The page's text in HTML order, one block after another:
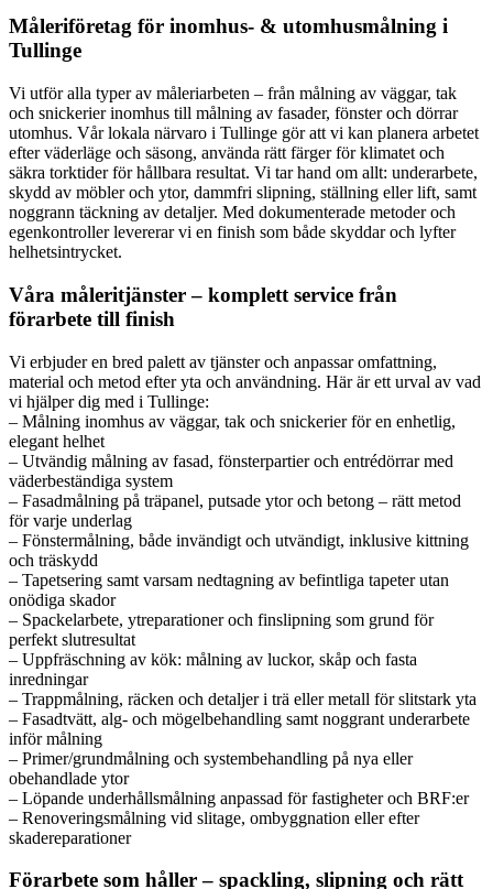
Måleriföretag för inomhus- & utomhusmålning i
Tullinge
Vi utför alla typer av måleriarbeten – från målning av väggar, tak
och snickerier inomhus till målning av fasader, fönster och dörrar
utomhus. Vår lokala närvaro i Tullinge gör att vi kan planera arbetet
efter väderläge och säsong, använda rätt färger för klimatet och
säkra torktider för hållbara resultat. Vi tar hand om allt: underarbete,
skydd av möbler och ytor, dammfri slipning, ställning eller lift, samt
noggrann täckning av detaljer. Med dokumenterade metoder och
egenkontroller levererar vi en finish som både skyddar och lyfter
helhetsintrycket.
Våra måleritjänster – komplett service från
förarbete till finish
Vi erbjuder en bred palett av tjänster och anpassar omfattning,
material och metod efter yta och användning. Här är ett urval av vad
vi hjälper dig med i Tullinge:
– Målning inomhus av väggar, tak och snickerier för en enhetlig,
elegant helhet
– Utvändig målning av fasad, fönsterpartier och entrédörrar med
väderbeständiga system
– Fasadmålning på träpanel, putsade ytor och betong – rätt metod
för varje underlag
– Fönstermålning, både invändigt och utvändigt, inklusive kittning
och träskydd
– Tapetsering samt varsam nedtagning av befintliga tapeter utan
onödiga skador
– Spackelarbete, ytreparationer och finslipning som grund för
perfekt slutresultat
– Uppfräschning av kök: målning av luckor, skåp och fasta
inredningar
– Trappmålning, räcken och detaljer i trä eller metall för slitstark yta
– Fasadtvätt, alg- och mögelbehandling samt noggrant underarbete
inför målning
– Primer/grundmålning och systembehandling på nya eller
obehandlade ytor
– Löpande underhållsmålning anpassad för fastigheter och BRF:er
– Renoveringsmålning vid slitage, ombyggnation eller efter
skadereparationer
Förarbete som håller – spackling, slipning och rätt